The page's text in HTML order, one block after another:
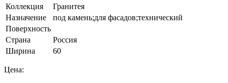
Коллекция
Гранитея
Назначение
под камень;для фасадов;технический
Поверхность
Страна
Россия
Ширина
60
Цена: